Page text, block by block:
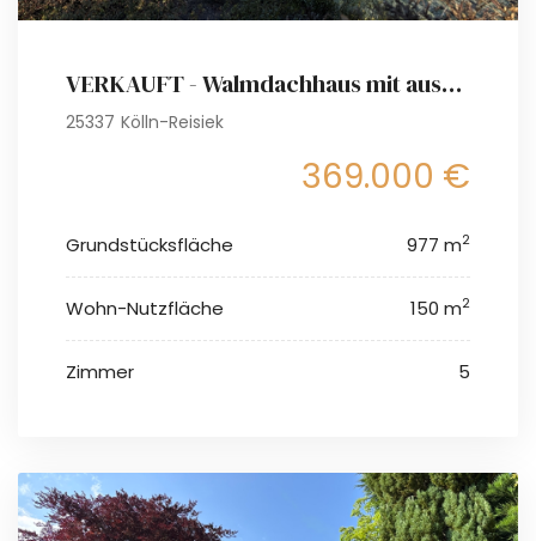
VERKAUFT - Walmdachhaus mit ausgebautem Dachgeschoss und Gartenparadies
25337 Kölln-Reisiek
369.000 €
Grundstücksfläche 977 m2
Wohn-Nutzfläche 150 m2
Zimmer 5